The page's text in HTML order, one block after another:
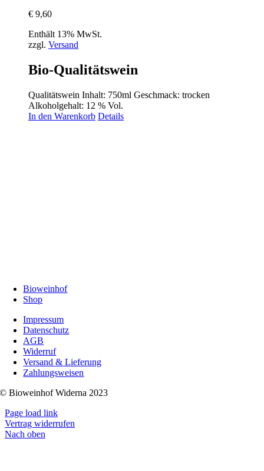
€ 9,60
Enthält 13% MwSt.
zzgl. Versand
Bio-Qualitätswein
Qualitätswein Inhalt: 750ml Geschmack: trocken
Alkoholgehalt: 12 % Vol.
In den Warenkorb Details
Bioweinhof
Shop
Impressum
Datenschutz
AGB
Widerruf
Versand & Lieferung
Zahlungsweisen
© Bioweinhof Widerna 2023
Page load link
Vertrag widerrufen
Nach oben